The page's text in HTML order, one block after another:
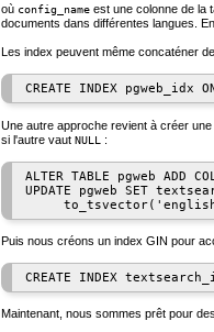
où config_name est une colonne de la
documents dans différentes langues.
Les index peuvent même concaténer
Une autre approche revient à créer une
si l'autre vaut NULL :
ALTER TABLE pgweb ADD
UPDATE pgweb SET
Puis nous créons un index GIN pour
Maintenant, nous sommes prêt pour